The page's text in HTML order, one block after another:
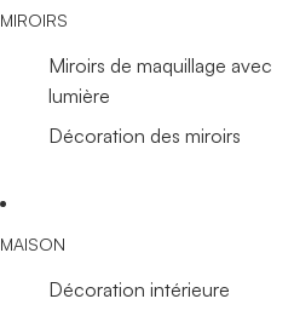
MIROIRS
Miroirs de maquillage avec
lumière
Décoration des miroirs
MAISON
Décoration intérieure